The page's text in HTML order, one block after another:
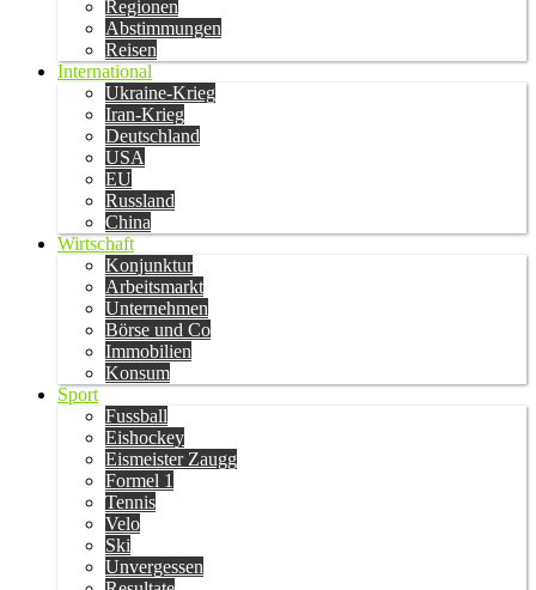
Regionen
Abstimmungen
Reisen
International
Ukraine-Krieg
Iran-Krieg
Deutschland
USA
EU
Russland
China
Wirtschaft
Konjunktur
Arbeitsmarkt
Unternehmen
Börse und Co
Immobilien
Konsum
Sport
Fussball
Eishockey
Eismeister Zaugg
Formel 1
Tennis
Velo
Ski
Unvergessen